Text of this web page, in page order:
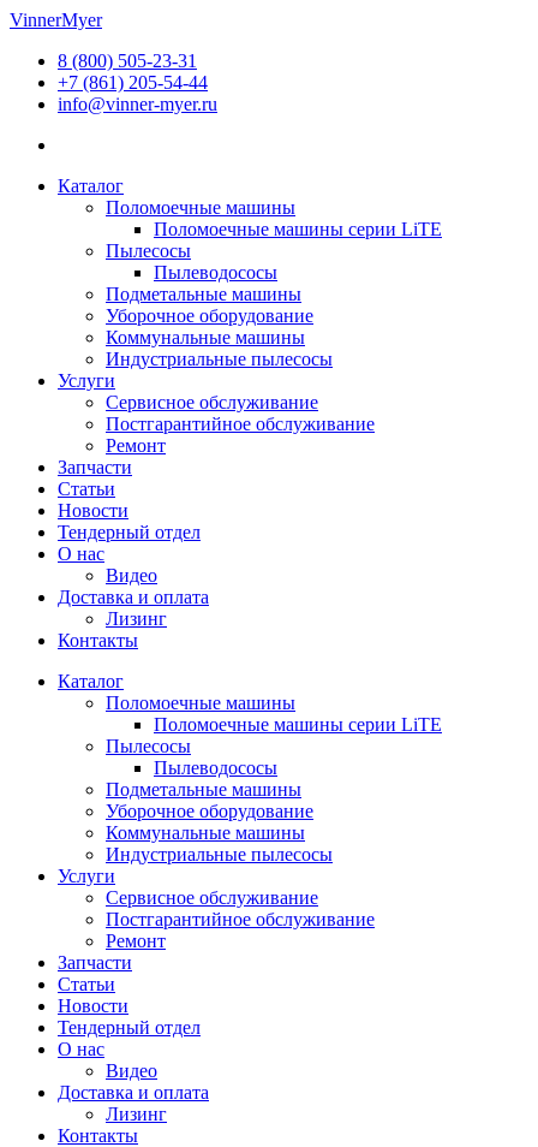
Перейти
содержимому
VinnerMyer
8 (800) 505-23-31
+7 (861) 205-54-44
info@vinner-myer.ru
Каталог
Поломоечные машины
Поломоечные машины серии LiTE
Пылесосы
Пылеводососы
Подметальные машины
Уборочное оборудование
Коммунальные машины
Индустриальные пылесосы
Услуги
Сервисное обслуживание
Постгарантийное обслуживание
Ремонт
Запчасти
Статьи
Новости
Тендерный отдел
О нас
Видео
Доставка и оплата
Лизинг
Контакты
Каталог
Поломоечные машины
Поломоечные машины серии LiTE
Пылесосы
Пылеводососы
Подметальные машины
Уборочное оборудование
Коммунальные машины
Индустриальные пылесосы
Услуги
Сервисное обслуживание
Постгарантийное обслуживание
Ремонт
Запчасти
Статьи
Новости
Тендерный отдел
О нас
Видео
Доставка и оплата
Лизинг
Контакты